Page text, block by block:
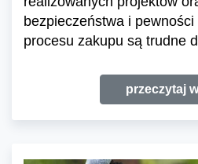
bezpieczeństwa i pewności
procesu zakupu są trudne
przeczytaj